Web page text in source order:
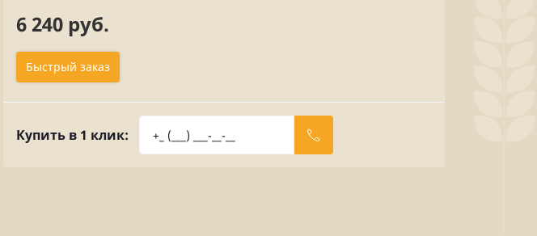
6 240 руб.
Быстрый заказ
Купить в 1 клик: